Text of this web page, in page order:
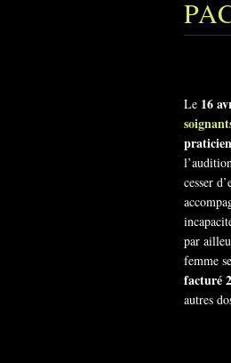
Le 16
cesser
par
femme
facturé
autres